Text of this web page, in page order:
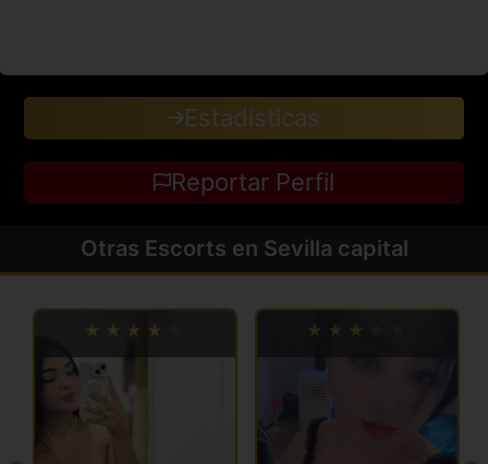
Estadisticas
Reportar Perfil
Otras Escorts en Sevilla capital